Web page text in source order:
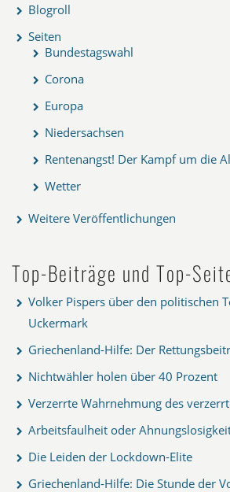
Blogroll
Seiten
Bundestagswahl
Corona
Europa
Niedersachsen
Rentenangst! Der Kampf um die
Wetter
Weitere Veröffentlichungen
Top-Beiträge und Top-
Volker Pispers über den politischen
Uckermark
Griechenland-Hilfe: Der
Nichtwähler holen über 40 Prozent
Verzerrte Wahrnehmung des
Arbeitsfaulheit oder
Die Leiden der Lockdown-Elite
Griechenland-Hilfe: Die Stunde der